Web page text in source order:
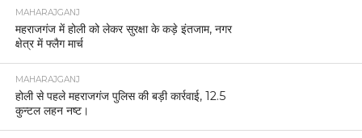
MAHARAJGANJ
महराजगंज में होली को लेकर सुरक्षा के कड़े इंतजाम, नगर
क्षेत्र में फ्लैग मार्च
MAHARAJGANJ
होली से पहले महराजगंज पुलिस की बड़ी कार्रवाई, 12.5
कुन्टल लहन नष्ट।